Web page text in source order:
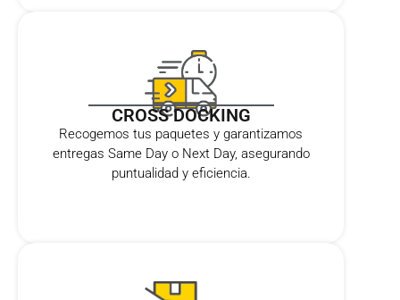
CROSS DOCKING
Recogemos tus paquetes y garantizamos
entregas Same Day o Next Day, asegurando
puntualidad y eficiencia.